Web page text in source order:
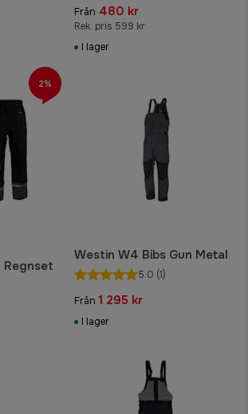
Från 480 kr
Rek. pris 599 kr
I lager
Regnset
2%
Westin W4 Bibs Gun Metal
5.0 (1)
Från 1 295 kr
I lager